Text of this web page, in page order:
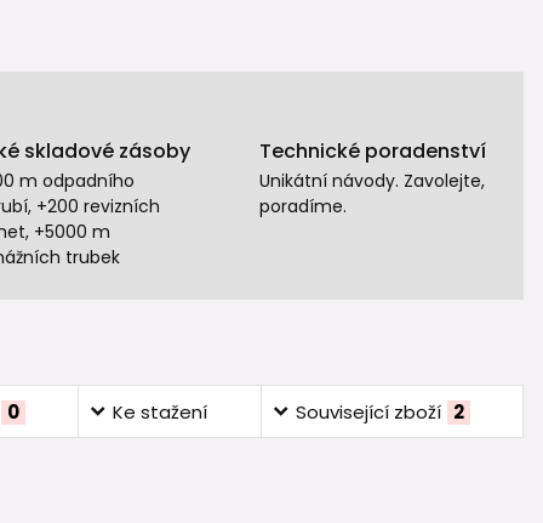
skladové zásoby
m odpadního
+200 revizních
+5000 m
trubek
Technické poradenství
Unikátní návody. Zavolejte,
poradíme.
0 Ke stažení Související zboží 2